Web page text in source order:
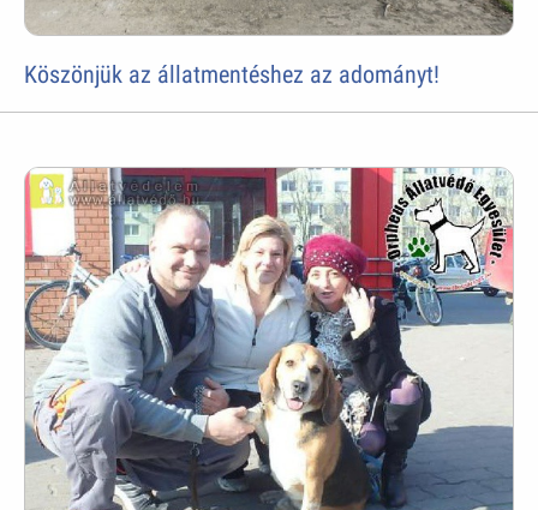
Köszönjük az állatmentéshez az adományt!